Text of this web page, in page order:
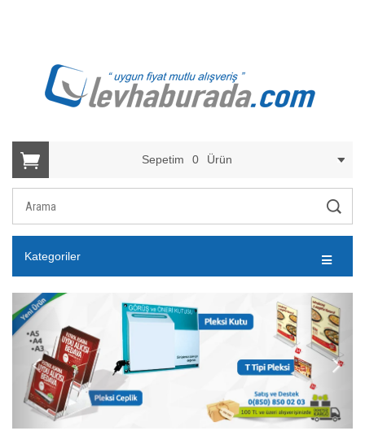
Sepetim 0 Ürün
Kategoriler